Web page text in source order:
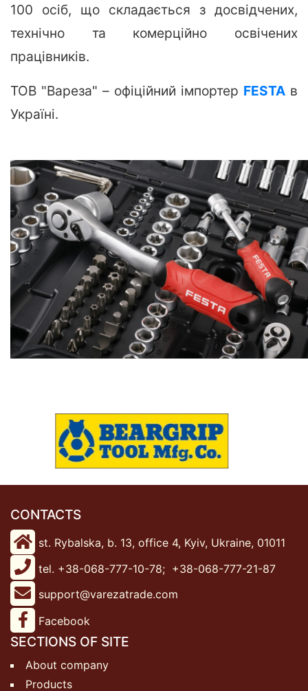
100 осіб, що складається з досвідчених,
технічно та комерційно освічених
працівників.
ТОВ "Вареза" – офіційний імпортер FESTA в
Україні.
CONTACTS
st. Rybalska, b. 13, office 4, Kyiv, Ukraine, 01011
tel. +38-068-777-10-78; +38-068-777-21-87
support@varezatrade.com
Facebook
SECTIONS OF SITE
About company
Products